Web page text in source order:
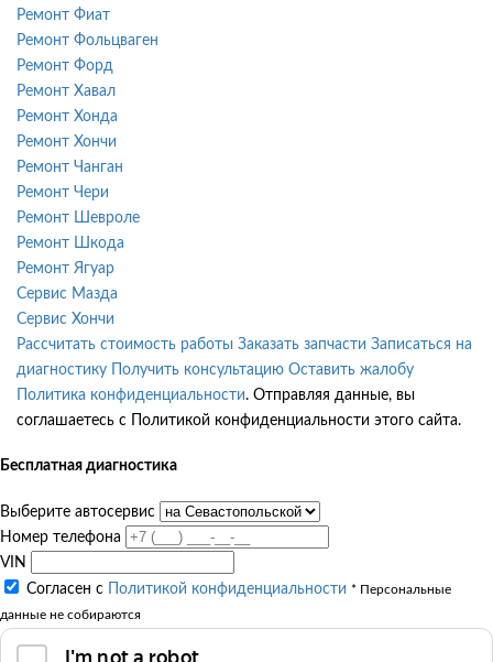
Ремонт Фиат
Ремонт Фольцваген
Ремонт Форд
Ремонт Хавал
Ремонт Хонда
Ремонт Хончи
Ремонт Чанган
Ремонт Чери
Ремонт Шевроле
Ремонт Шкода
Ремонт Ягуар
Сервис Мазда
Сервис Хончи
Рассчитать стоимость работы Заказать запчасти Записаться на
диагностику
Получить консультацию Оставить жалобу
Политика конфиденциальности. Отправляя данные, вы
соглашаетесь с Политикой конфиденциальности этого сайта.
Бесплатная диагностика
Выберите автосервис
Номер телефона
VIN
Согласен с
Политикой конфиденциальности * Персональные
данные не собираются